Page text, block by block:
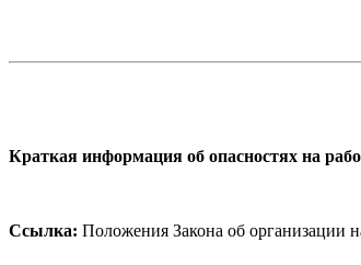
Краткая информация об опасностях на
Ссылка: Положения Закона об организации